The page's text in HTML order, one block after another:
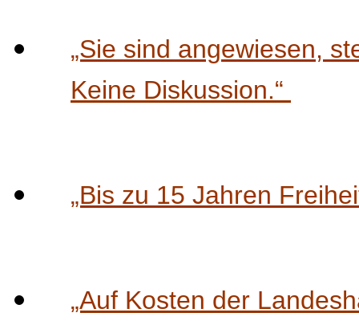
„Sie sind angewiesen,
Keine Diskussion.“
„Bis zu 15 Jahren
„Auf Kosten der